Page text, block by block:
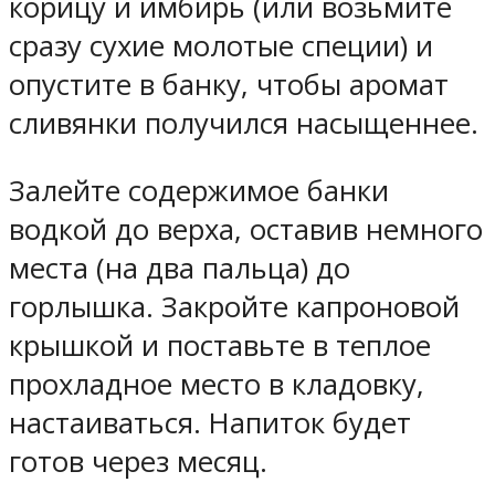
сразу сухие молотые специи) и
опустите в банку, чтобы аромат
сливянки получился насыщеннее.
Залейте содержимое банки
водкой до верха, оставив немного
места (на два пальца) до
горлышка. Закройте капроновой
крышкой и поставьте в теплое
прохладное место в кладовку,
настаиваться. Напиток будет
готов через месяц.